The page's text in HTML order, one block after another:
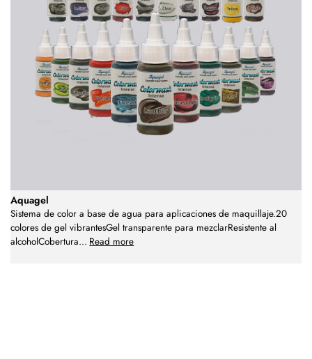
Aquagel
Sistema de color a base de agua para aplicaciones de maquillaje.20
colores de gel vibrantesGel transparente para mezclarResistente al
alcoholCobertura... Read more